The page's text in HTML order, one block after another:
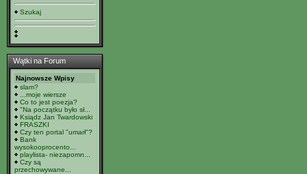
Szukaj
Wątki na Forum
Najnowsze Wpisy
slam?
...moje wiersze
Co to jest poezja?
"Na początku było sł...
Ksiądz Jan Twardowski
FRASZKI
Czy ten portal "umarł"?
Bank
wysokooprocento...
playlista- niezapomn...
Czy są
przechowywane...